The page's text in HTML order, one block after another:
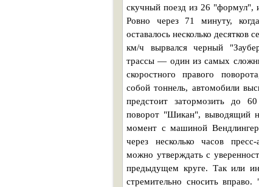
скучный поезд из 26 "формул",
Ровно через 71 минуту,
оставалось несколько десятков
км/ч вырвался черный
трассы — один из самых
скоростного правого
собой тоннель, автомобили
предстоит затормозить до
поворот "Шикан", выводящий
момент с машиной
через несколько часов
можно утверждать с
предыдущем круге. Так или
стремительно сносить